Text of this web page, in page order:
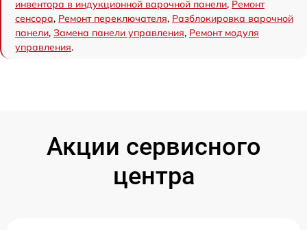
инвентора в индукционной варочной панели, Ремонт
сенсора, Ремонт переключателя, Разблокировка варочной
панели, Замена панели управления, Ремонт модуля
управления.
Акции сервисного
центра